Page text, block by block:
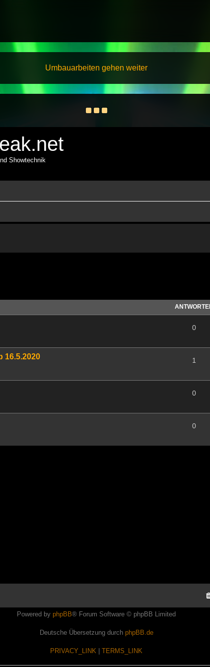
Umbauarbeiten gehen weiter
Showtechnik
0
16.5.2020 1
0
0
Powered by phpBB® Forum Software © phpBB Limited
Deutsche Übersetzung durch phpBB.de
PRIVACY_LINK TERMS_LINK